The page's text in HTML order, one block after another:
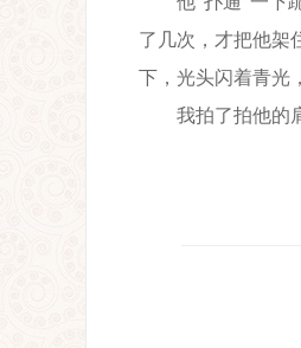
了几次，才把他架
下，光头闪着青光
我拍了拍他的肩